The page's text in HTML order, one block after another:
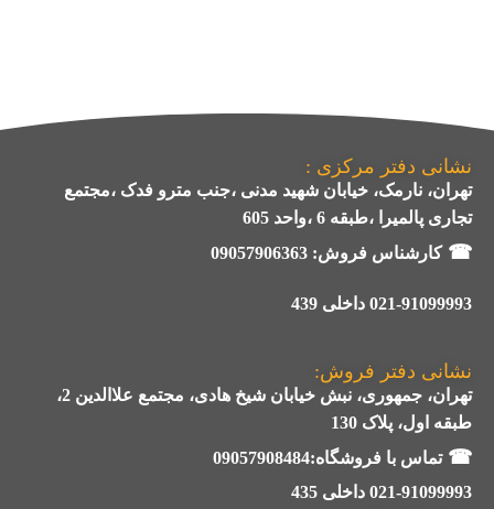
نشانی دفتر مرکزی :
تهران، نارمک، خیابان شهید مدنی ،جنب مترو فدک ،مجتمع
تجاری پالمیرا ،طبقه 6 ،واحد 605
☎کارشناس فروش: 09057906363
021-91099993 داخلی 439
نشانی دفتر فروش:
تهران، جمهوری، نبش خیابان شیخ هادی، مجتمع علاالدین 2،
طبقه اول، پلاک 130
☎تماس با فروشگاه:09057908484
021-91099993 داخلی 435